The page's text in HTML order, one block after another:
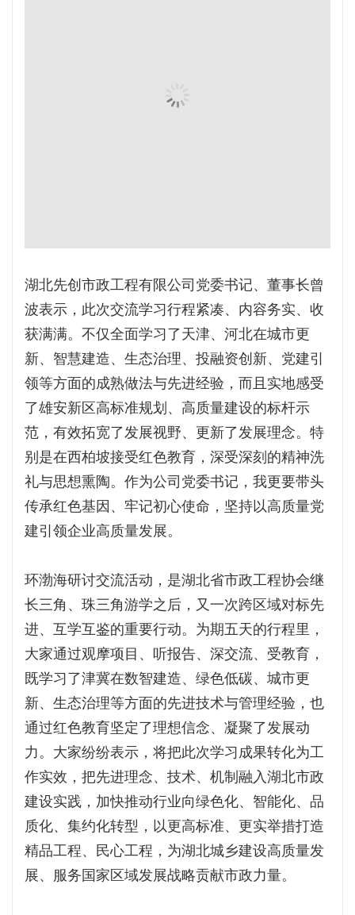
湖北先创市政工程有限公司党委书记、董事长曾
波表示，此次交流学习行程紧凑、内容务实、收
获满满。不仅全面学习了天津、河北在城市更
新、智慧建造、生态治理、投融资创新、党建引
领等方面的成熟做法与先进经验，而且实地感受
了雄安新区高标准规划、高质量建设的标杆示
范，有效拓宽了发展视野、更新了发展理念。特
别是在西柏坡接受红色教育，深受深刻的精神洗
礼与思想熏陶。作为公司党委书记，我更要带头
传承红色基因、牢记初心使命，坚持以高质量党
建引领企业高质量发展。
环渤海研讨交流活动，是湖北省市政工程协会继
长三角、珠三角游学之后，又一次跨区域对标先
进、互学互鉴的重要行动。为期五天的行程里，
大家通过观摩项目、听报告、深交流、受教育，
既学习了津冀在数智建造、绿色低碳、城市更
新、生态治理等方面的先进技术与管理经验，也
通过红色教育坚定了理想信念、凝聚了发展动
力。大家纷纷表示，将把此次学习成果转化为工
作实效，把先进理念、技术、机制融入湖北市政
建设实践，加快推动行业向绿色化、智能化、品
质化、集约化转型，以更高标准、更实举措打造
精品工程、民心工程，为湖北城乡建设高质量发
展、服务国家区域发展战略贡献市政力量。